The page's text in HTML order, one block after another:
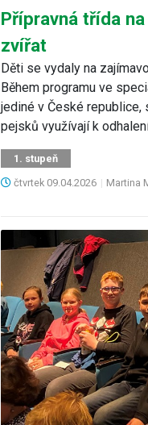
Přípravná třída
zvířat
Děti se vydaly na
Během programu ve
jediné v České republice,
pejsků využívají k
1. stupeň
čtvrtek 09.04.2026 | Martina